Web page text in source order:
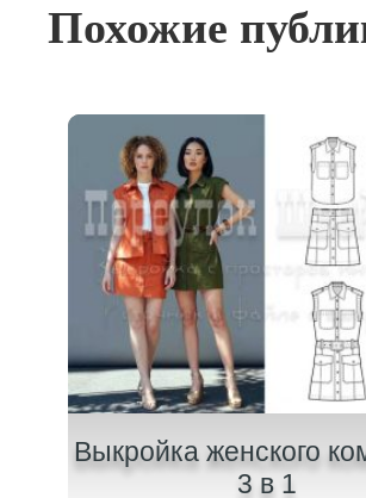
Похожие
Выкройка женского
3 в 1